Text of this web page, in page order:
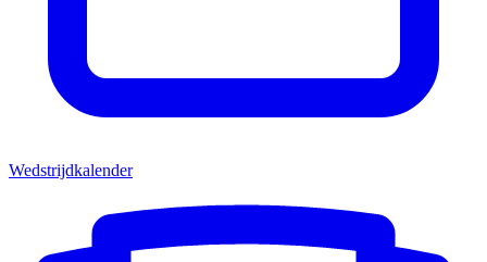
Wedstrijdkalender